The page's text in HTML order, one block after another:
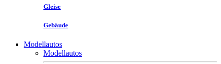
Gleise
Gebäude
Modellautos
Modellautos